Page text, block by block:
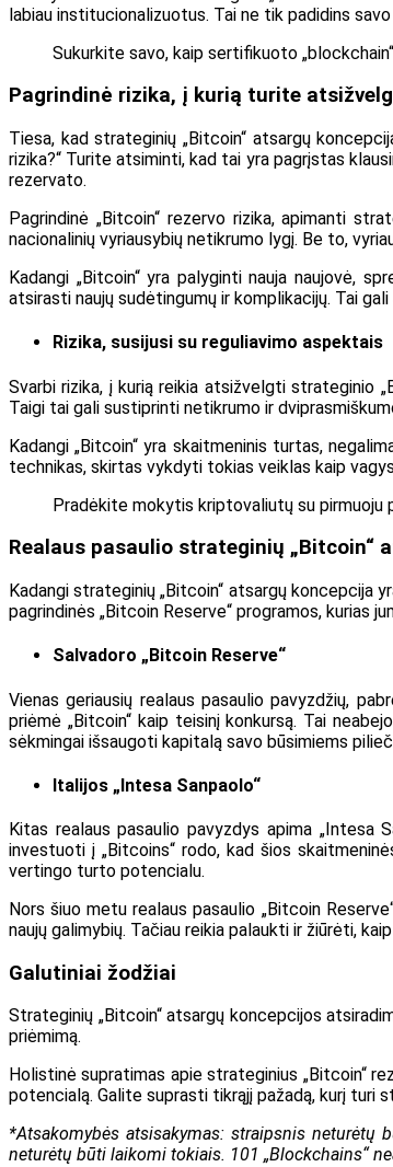
labiau institucionalizuotus. Tai ne tik padidins
Sukurkite savo, kaip sertifikuoto
Pagrindinė rizika, į kurią turite
Tiesa, kad strateginių „Bitcoin“ atsargų
rizika?“ Turite atsiminti, kad tai yra pagrįstas
rezervato.
Pagrindinė „Bitcoin“ rezervo rizika, apimanti
nacionalinių vyriausybių netikrumo lygį. Be to,
Kadangi „Bitcoin“ yra palyginti nauja naujovė,
atsirasti naujų sudėtingumų ir komplikacijų. Tai
Rizika, susijusi su reguliavimo aspektais
Svarbi rizika, į kurią reikia atsižvelgti strateginio
Taigi tai gali sustiprinti netikrumo ir
Kadangi „Bitcoin“ yra skaitmeninis turtas,
technikas, skirtas vykdyti tokias veiklas kaip
Pradėkite mokytis kriptovaliutų su pirmuoju
Realaus pasaulio strateginių „Bitcoin“
Kadangi strateginių „Bitcoin“ atsargų koncepcija
pagrindinės „Bitcoin Reserve“ programos, kurias
Salvadoro „Bitcoin Reserve“
Vienas geriausių realaus pasaulio pavyzdžių,
priėmė „Bitcoin“ kaip teisinį konkursą. Tai
sėkmingai išsaugoti kapitalą savo būsimiems
Italijos „Intesa Sanpaolo“
Kitas realaus pasaulio pavyzdys apima „Intesa
investuoti į „Bitcoins“ rodo, kad šios
vertingo turto potencialu.
Nors šiuo metu realaus pasaulio „Bitcoin
naujų galimybių. Tačiau reikia palaukti ir žiūrėti,
Galutiniai žodžiai
Strateginių „Bitcoin“ atsargų koncepcijos
priėmimą.
Holistinė supratimas apie strateginius „Bitcoin“
potencialą. Galite suprasti tikrąjį pažadą, kurį turi
*Atsakomybės atsisakymas: straipsnis
neturėtų būti laikomi tokiais. 101 „Blockchains“